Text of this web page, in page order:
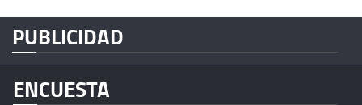
PUBLICIDAD
ENCUESTA